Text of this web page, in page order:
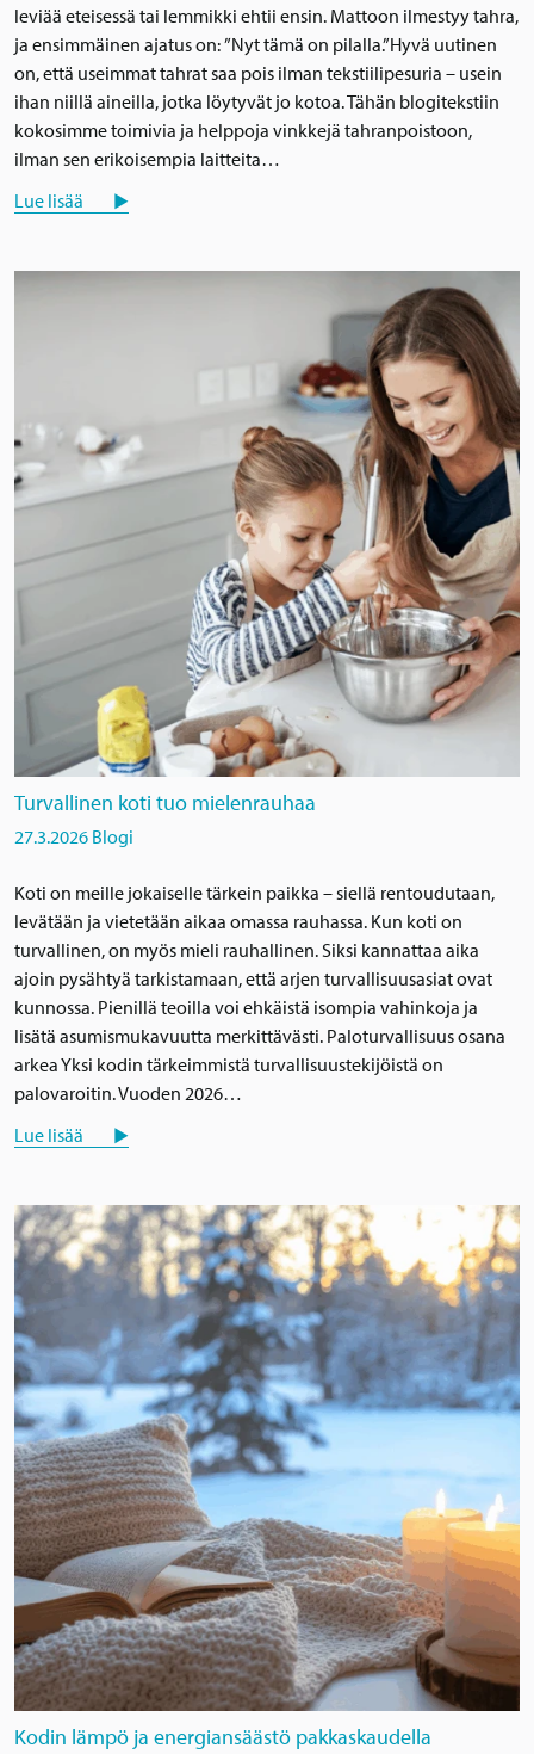
leviää eteisessä tai lemmikki ehtii ensin. Mattoon ilmestyy tahra,
ja ensimmäinen ajatus on: ”Nyt tämä on pilalla.”Hyvä uutinen
on, että useimmat tahrat saa pois ilman tekstiilipesuria – usein
ihan niillä aineilla, jotka löytyvät jo kotoa. Tähän blogitekstiin
kokosimme toimivia ja helppoja vinkkejä tahranpoistoon,
ilman sen erikoisempia laitteita…
Lue lisää
Turvallinen koti tuo mielenrauhaa
27.3.2026 Blogi
Koti on meille jokaiselle tärkein paikka – siellä rentoudutaan,
levätään ja vietetään aikaa omassa rauhassa. Kun koti on
turvallinen, on myös mieli rauhallinen. Siksi kannattaa aika
ajoin pysähtyä tarkistamaan, että arjen turvallisuusasiat ovat
kunnossa. Pienillä teoilla voi ehkäistä isompia vahinkoja ja
lisätä asumismukavuutta merkittävästi. Paloturvallisuus osana
arkea Yksi kodin tärkeimmistä turvallisuustekijöistä on
palovaroitin. Vuoden 2026…
Lue lisää
Kodin lämpö ja energiansäästö pakkaskaudella